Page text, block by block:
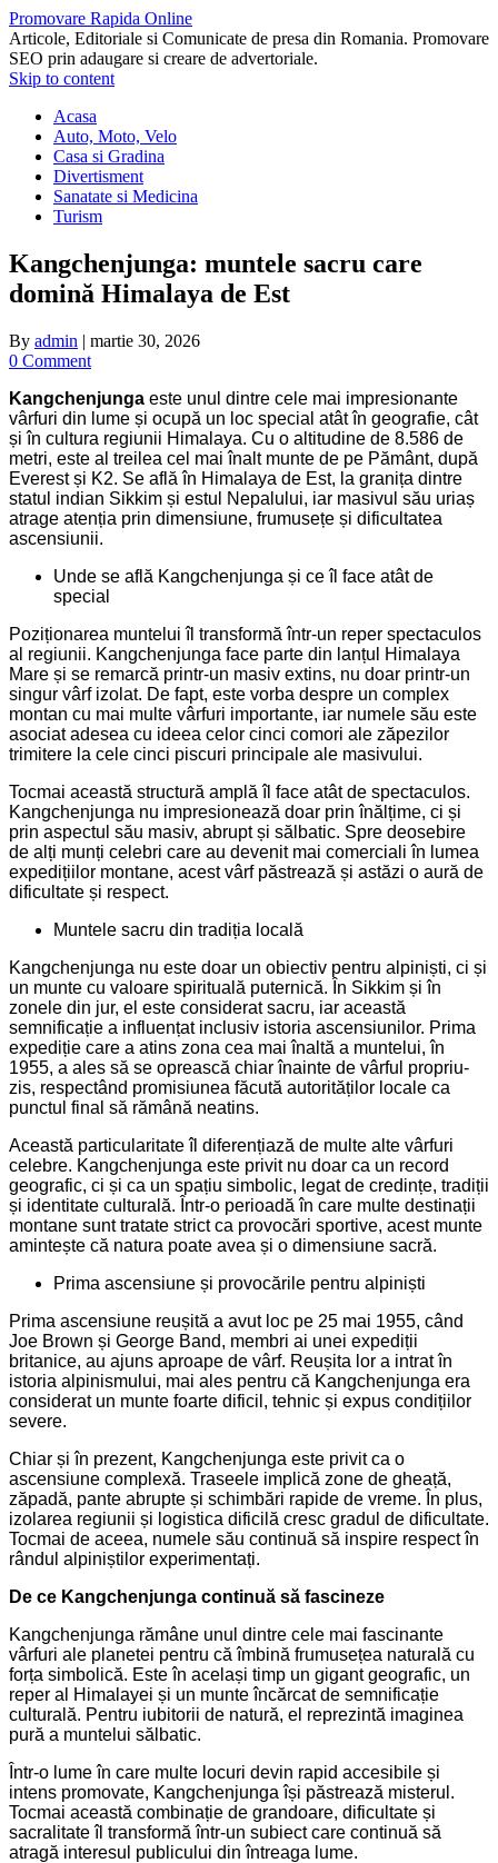
Promovare Rapida Online
Articole, Editoriale si Comunicate de presa din Romania. Promovare
SEO prin adaugare si creare de advertoriale.
Skip to content
Acasa
Auto, Moto, Velo
Casa si Gradina
Divertisment
Sanatate si Medicina
Turism
Kangchenjunga: muntele sacru care
domină Himalaya de Est
By admin | martie 30, 2026
0 Comment
Kangchenjunga este unul dintre cele mai impresionante
vârfuri din lume și ocupă un loc special atât în geografie, cât
și în cultura regiunii Himalaya. Cu o altitudine de 8.586 de
metri, este al treilea cel mai înalt munte de pe Pământ, după
Everest și K2. Se află în Himalaya de Est, la granița dintre
statul indian Sikkim și estul Nepalului, iar masivul său uriaș
atrage atenția prin dimensiune, frumusețe și dificultatea
ascensiunii.
Unde se află Kangchenjunga și ce îl face atât de
special
Poziționarea muntelui îl transformă într-un reper spectaculos
al regiunii. Kangchenjunga face parte din lanțul Himalaya
Mare și se remarcă printr-un masiv extins, nu doar printr-un
singur vârf izolat. De fapt, este vorba despre un complex
montan cu mai multe vârfuri importante, iar numele său este
asociat adesea cu ideea celor cinci comori ale zăpezilor
trimitere la cele cinci piscuri principale ale masivului.
Tocmai această structură amplă îl face atât de spectaculos.
Kangchenjunga nu impresionează doar prin înălțime, ci și
prin aspectul său masiv, abrupt și sălbatic. Spre deosebire
de alți munți celebri care au devenit mai comerciali în lumea
expedițiilor montane, acest vârf păstrează și astăzi o aură de
dificultate și respect.
Muntele sacru din tradiția locală
Kangchenjunga nu este doar un obiectiv pentru alpiniști, ci și
un munte cu valoare spirituală puternică. În Sikkim și în
zonele din jur, el este considerat sacru, iar această
semnificație a influențat inclusiv istoria ascensiunilor. Prima
expediție care a atins zona cea mai înaltă a muntelui, în
1955, a ales să se oprească chiar înainte de vârful propriu-
zis, respectând promisiunea făcută autorităților locale ca
punctul final să rămână neatins.
Această particularitate îl diferențiază de multe alte vârfuri
celebre. Kangchenjunga este privit nu doar ca un record
geografic, ci și ca un spațiu simbolic, legat de credințe, tradiții
și identitate culturală. Într-o perioadă în care multe destinații
montane sunt tratate strict ca provocări sportive, acest munte
amintește că natura poate avea și o dimensiune sacră.
Prima ascensiune și provocările pentru alpiniști
Prima ascensiune reușită a avut loc pe 25 mai 1955, când
Joe Brown și George Band, membri ai unei expediții
britanice, au ajuns aproape de vârf. Reușita lor a intrat în
istoria alpinismului, mai ales pentru că Kangchenjunga era
considerat un munte foarte dificil, tehnic și expus condițiilor
severe.
Chiar și în prezent, Kangchenjunga este privit ca o
ascensiune complexă. Traseele implică zone de gheață,
zăpadă, pante abrupte și schimbări rapide de vreme. În plus,
izolarea regiunii și logistica dificilă cresc gradul de dificultate.
Tocmai de aceea, numele său continuă să inspire respect în
rândul alpiniștilor experimentați.
De ce Kangchenjunga continuă să fascineze
Kangchenjunga rămâne unul dintre cele mai fascinante
vârfuri ale planetei pentru că îmbină frumusețea naturală cu
forța simbolică. Este în același timp un gigant geografic, un
reper al Himalayei și un munte încărcat de semnificație
culturală. Pentru iubitorii de natură, el reprezintă imaginea
pură a muntelui sălbatic.
Într-o lume în care multe locuri devin rapid accesibile și
intens promovate, Kangchenjunga își păstrează misterul.
Tocmai această combinație de grandoare, dificultate și
sacralitate îl transformă într-un subiect care continuă să
atragă interesul publicului din întreaga lume.